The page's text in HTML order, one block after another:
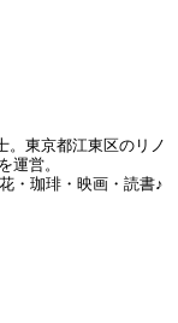
。東京都江東区のリノ
運営。
・珈琲・映画・読書♪